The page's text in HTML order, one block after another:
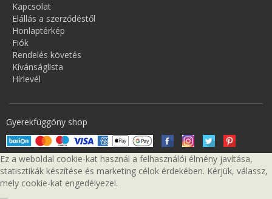
Kapcsolat
Elállás a szerződéstől
Honlaptérkép
Fiók
Rendelés követés
Kívánságlista
Hírlevél
Gyerekfüggöny shop
Ez a weboldal cookie-kat használ a felhasználói élmény javítása,
statisztikák készítése és marketing célok érdekében. Kérjük, válassz,
mely cookie-kat engedélyezel.